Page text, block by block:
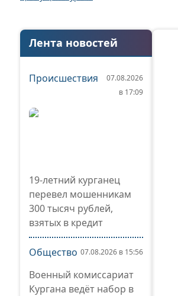
Лента новостей
Происшествия
07.08.2026
в 17:09
19-летний курганец
перевел мошенникам
300 тысяч рублей,
взятых в кредит
Общество 07.08.2026 в 15:56
Военный комиссариат
Кургана ведёт набор в